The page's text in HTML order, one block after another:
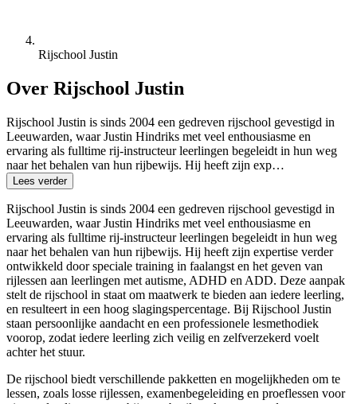
Rijschool Justin
Over Rijschool Justin
Rijschool Justin is sinds 2004 een gedreven rijschool gevestigd in
Leeuwarden, waar Justin Hindriks met veel enthousiasme en
ervaring als fulltime rij-instructeur leerlingen begeleidt in hun weg
naar het behalen van hun rijbewijs. Hij heeft zijn exp…
Lees verder
Rijschool Justin is sinds 2004 een gedreven rijschool gevestigd in
Leeuwarden, waar Justin Hindriks met veel enthousiasme en
ervaring als fulltime rij-instructeur leerlingen begeleidt in hun weg
naar het behalen van hun rijbewijs. Hij heeft zijn expertise verder
ontwikkeld door speciale training in faalangst en het geven van
rijlessen aan leerlingen met autisme, ADHD en ADD. Deze aanpak
stelt de rijschool in staat om maatwerk te bieden aan iedere leerling,
en resulteert in een hoog slagingspercentage. Bij Rijschool Justin
staan persoonlijke aandacht en een professionele lesmethodiek
voorop, zodat iedere leerling zich veilig en zelfverzekerd voelt
achter het stuur.
De rijschool biedt verschillende pakketten en mogelijkheden om te
lessen, zoals losse rijlessen, examenbegeleiding en proeflessen voor